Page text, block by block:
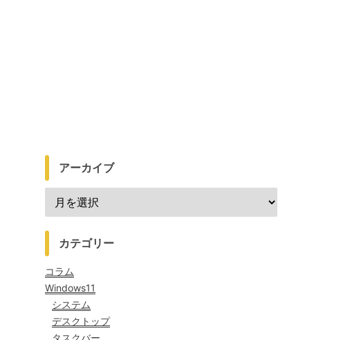
アーカイブ
カテゴリー
コラム
Windows11
システム
デスクトップ
タスクバー